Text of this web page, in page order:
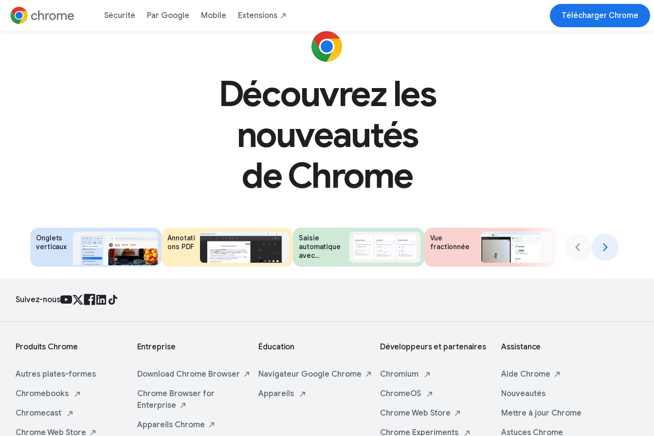
Sécurité Par Google Mobile Extensions Télécharger Chrome
Découvrez les
nouveautés
de Chrome
Onglets
verticaux
Annotati
ons PDF
Saisie
automatique
avec
Vue
fractionnée
Suivez-nous
Produits Chrome
Autres plates-formes
Chromebooks
Chromecast
Chrome Web Store
Entreprise
Download Chrome Browser
Chrome Browser for
Enterprise
Appareils Chrome
Éducation
Navigateur Google Chrome
Appareils
Développeurs et partenaires
Chromium
ChromeOS
Chrome Web Store
Chrome Experiments
Assistance
Aide Chrome
Nouveautés
Mettre à jour Chrome
Astuces Chrome